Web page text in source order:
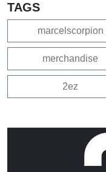
TAGS
marcelscorpion
merchandise
2ez